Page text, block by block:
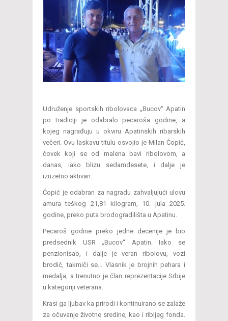
Udruženje sportskih ribolovaca „Bucov“ Apatin
po tradiciji je odabralo pecaroša godine, a
kojeg nagrađuju u okviru Apatinskih ribarskih
večeri. Ovu laskavu titulu osvojio je Milan Ćopić,
čovek koji se od malena bavi ribolovom, a
danas, iako blizu sedamdesete, i dalje je
izuzetno aktivan.
Ćopić je odabran za nagradu zahvaljujući ulovu
amura teškog 21,81 kilogram, 10. jula 2025.
godine, preko puta brodogradilišta u Apatinu.
Pecaroš godine preko jedne decenije je bio
predsednik USR „Bucov“ Apatin. Iako se
penzionisao, i dalje je veran ribolovu, vozi
brodić, takmiči se... Vlasnik je brojnih pehara i
medalja, a trenutno je član reprezentacije Srbije
u kategoriji veterana.
Krasi ga ljubav ka prirodi i kontinuirano se zalaže
za očuvanje životne sredine, kao i ribljeg fonda.